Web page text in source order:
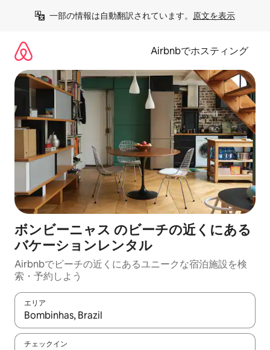
一部の情報は自動翻訳されています。 原文を表示
Airbnbでホスティング
ボンビーニャス のビーチの近くにある
バケーションレンタル
Airbnbでビーチの近くにあるユニークな宿泊施設を検
索・予約しよう
エリア
検索結果が表示されたら、上下の矢印キーを使って移動するか
チェックイン